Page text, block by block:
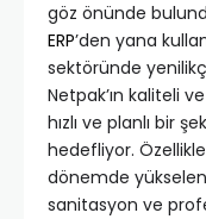
göz önünde
ERP’den yana
sektöründe
Netpak’ın kaliteli
hızlı ve planlı bir
hedefliyor.
dönemde
sanitasyon ve